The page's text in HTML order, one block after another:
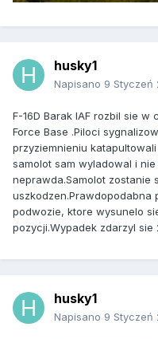
husky1
Napisano 9 Styczeń
F-16D Barak IAF rozbil sie
Force Base .Piloci
przyziemnieniu
samolot sam wyladowal i
neprawda.Samolot zostanie
uszkodzen.Prawdopodabna
podwozie, ktore wysunelo
pozycji.Wypadek zdarzyl sie
husky1
Napisano 9 Styczeń